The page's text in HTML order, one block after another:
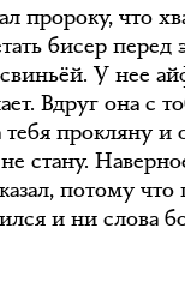
пророку, что
бисер перед
У нее
Вдруг она с
тебя прокляну и
стану.
потому что
и ни слова